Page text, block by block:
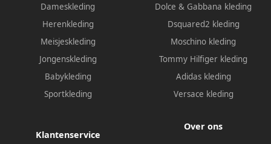
Dameskleding
Herenkleding
Meisjeskleding
Jongenskleding
Babykleding
Sportkleding
Dolce & Gabbana kleding
Dsquared2 kleding
Moschino kleding
Tommy Hilfiger kleding
Adidas kleding
Versace kleding
Klantenservice
Over ons